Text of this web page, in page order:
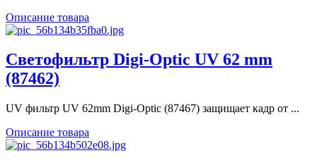
Описание товара
Светофильтр Digi-Optic UV 62 mm
(87462)
UV фильтр UV 62mm Digi-Optic (87467) защищает кадр от ...
Описание товара